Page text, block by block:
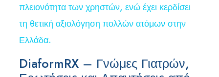
πλειονότητα των χρηστών, ενώ έχει κερδίσει
τη θετική αξιολόγηση πολλών ατόμων στην
Ελλάδα.
DiaformRX – Γνώμες Γιατρών,